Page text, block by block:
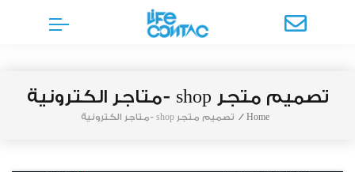
تصميم متجر shop -متاجر الكترونية
Home
/ تصميم متجر shop -متاجر الكترونية